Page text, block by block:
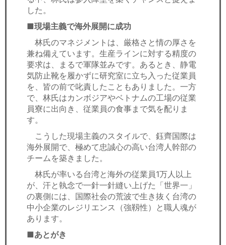
した。
■現場主義で海外展開に成功
林氏のマネジメントは、厳格さと情の厚さを
兼ね備えています。生産ラインに対する精度の
要求は、まるで軍隊並みです。あるとき、静電
気防止靴を履かずに研究室に立ち入った従業員
を、皆の前で叱責したこともありました。一方
で、林氏はカンボジアやベトナムの工場の従業
員寮に出向き、従業員の食事まで気を配りま
す。
こうした現場主義のスタイルで、鈺齊国際は
海外展開で、極めて忠誠心の高い台湾人幹部の
チームを築きました。
林氏が率いる台湾と海外の従業員1万人以上
が、汗と執念で一針一針縫い上げた「世界一」
の裏側には、国際社会の荒波で生き抜く台湾の
中小企業のレジリエンス（強靱性）と職人魂が
あります。
■あとがき